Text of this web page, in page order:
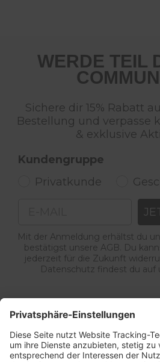
WERDE TEIL
Sichere dir 15% Rabatt
Bestellung und verpasse
& exklusive
Kundengruppe
Privatkunde
Mit der Anmeldung erhältst du
bestätigst unsere AGB. Du
jederzeit für die Zukunft
Datenschutz findest du auf